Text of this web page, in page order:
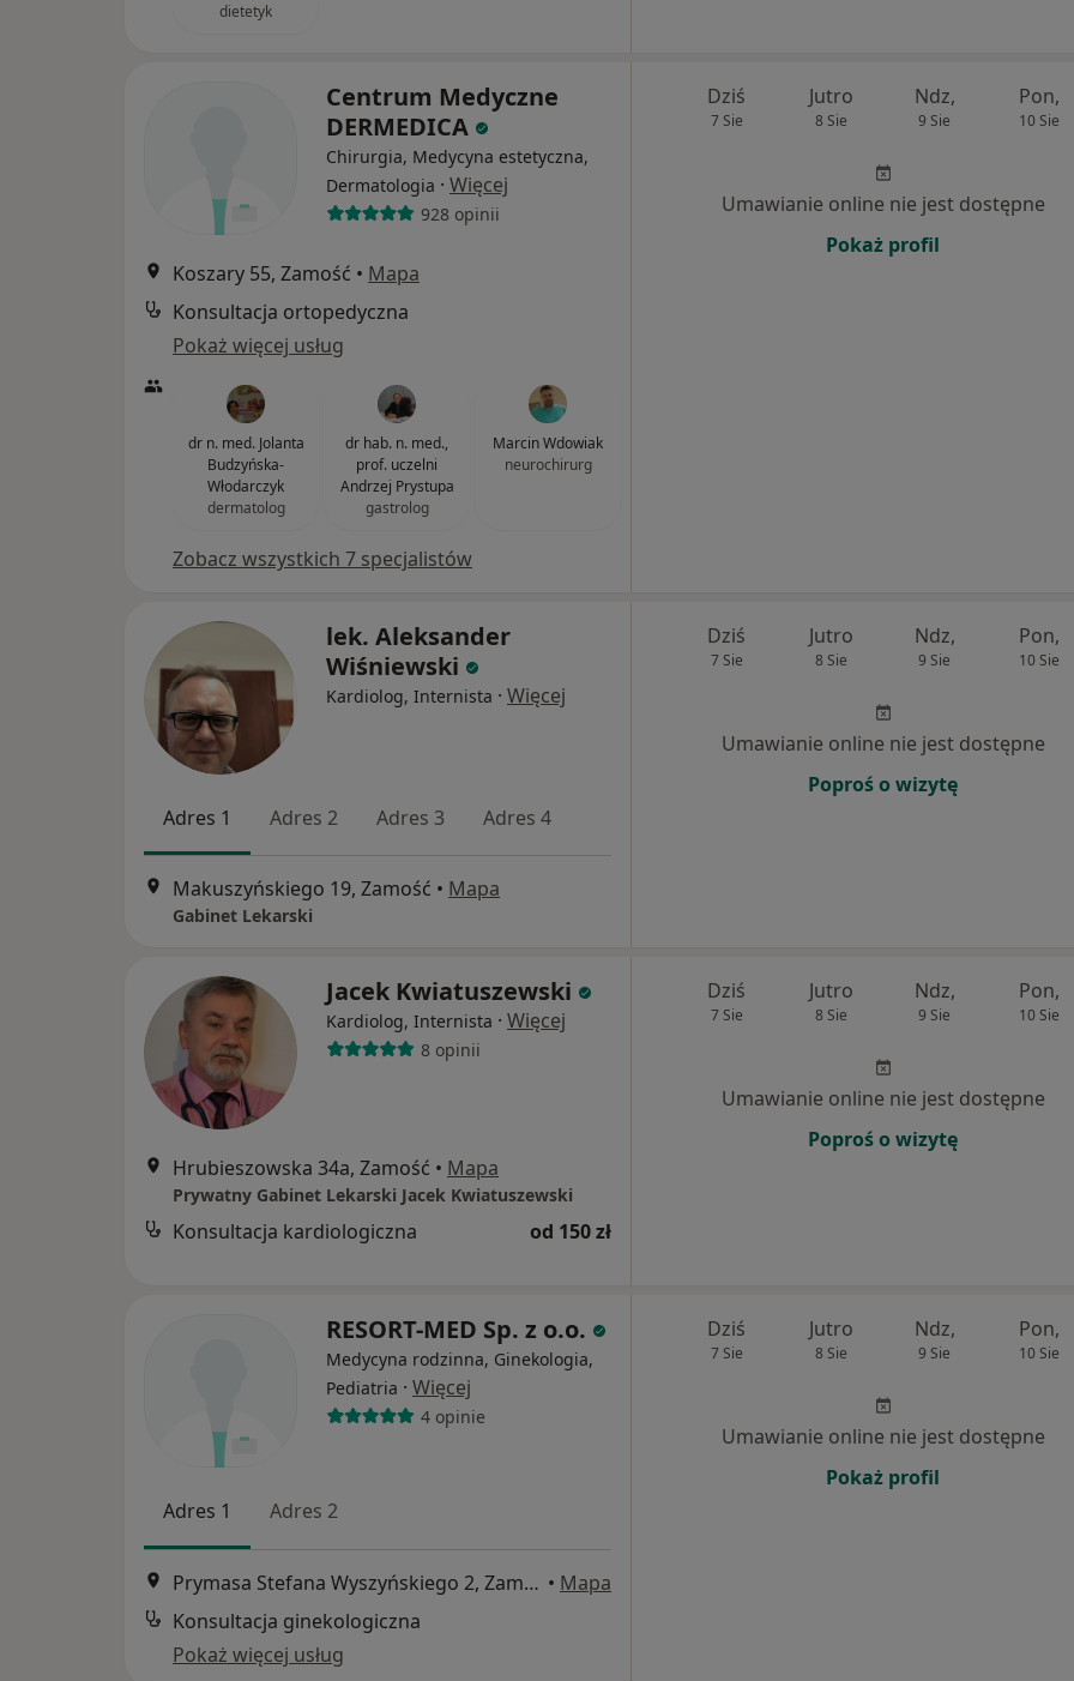
dietetyk
Centrum Medyczne
DERMEDICA
Chirurgia, Medycyna estetyczna,
Dermatologia · Więcej
928 opinii
Koszary 55, Zamość • Mapa
Konsultacja ortopedyczna
Pokaż więcej usług
dr n. med. Jolanta
Budzyńska-
Włodarczyk
dermatolog
dr hab. n. med.,
prof. uczelni
Andrzej Prystupa
gastrolog
Marcin Wdowiak
neurochirurg
Zobacz wszystkich 7 specjalistów
Dziś
7 Sie
Jutro
8 Sie
Ndz,
9 Sie
Pon,
10 Sie
Umawianie online nie jest dostępne
Pokaż profil
lek. Aleksander
Wiśniewski
Kardiolog, Internista · Więcej
Adres 1 Adres 2 Adres 3 Adres 4
Makuszyńskiego 19, Zamość • Mapa
Gabinet Lekarski
Dziś
7 Sie
Jutro
8 Sie
Ndz,
9 Sie
Pon,
10 Sie
Umawianie online nie jest dostępne
Poproś o wizytę
Jacek Kwiatuszewski
Kardiolog, Internista · Więcej
8 opinii
Hrubieszowska 34a, Zamość • Mapa
Prywatny Gabinet Lekarski Jacek Kwiatuszewski
Konsultacja kardiologiczna od 150 zł
Dziś
7 Sie
Jutro
8 Sie
Ndz,
9 Sie
Pon,
10 Sie
Umawianie online nie jest dostępne
Poproś o wizytę
RESORT-MED Sp. z o.o.
Medycyna rodzinna, Ginekologia,
Pediatria · Więcej
4 opinie
Adres 1 Adres 2
Prymasa Stefana Wyszyńskiego 2, Zamość • Mapa
Konsultacja ginekologiczna
Pokaż więcej usług
Dziś
7 Sie
Jutro
8 Sie
Ndz,
9 Sie
Pon,
10 Sie
Umawianie online nie jest dostępne
Pokaż profil